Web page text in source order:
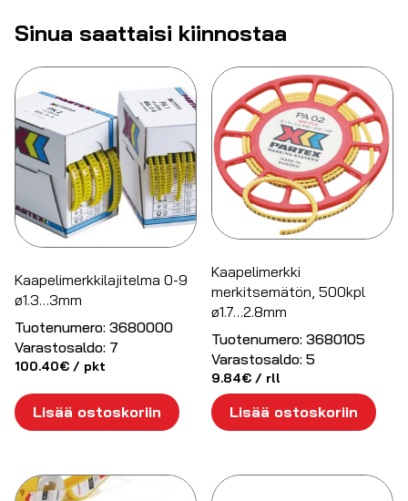
Sinua saattaisi kiinnostaa
Kaapelimerkkilajitelma 0-9
ø1.3…3mm
Tuotenumero: 3680000
Varastosaldo: 7
100.40€ / pkt
Lisää ostoskoriin
Kaapelimerkki
merkitsemätön, 500kpl
ø1.7…2.8mm
Tuotenumero: 3680105
Varastosaldo: 5
9.84€ / rll
Lisää ostoskoriin